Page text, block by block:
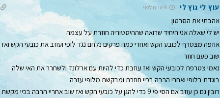
עוץ לי גוץ לי 8 שנים לפני
אהבתי את הסרטון
יש לי שאלה אני היחיד שרואה שההיסטוריה חוזרת על עצמה
אוזפה מצטרף לכובע הקש ואחרי כמה פרקים נלחם נגד לופי ועוזב את כובעי הקש ואז
שוב פעם חוזר
נאמי צטרפת לכובעי הקש ואז עוזבת כדי להיות עם ארלונד ולשחרר את האי שלה
בוגדת בלופי ואחרי הרבה בכיי חוזרת ומבקשת מלופי עזרה
רובין גם כן עוזב אם הסי פי 9 כדי להגן על כובעי הקש ואז שוב אחריי הרבה בכיי מקשת